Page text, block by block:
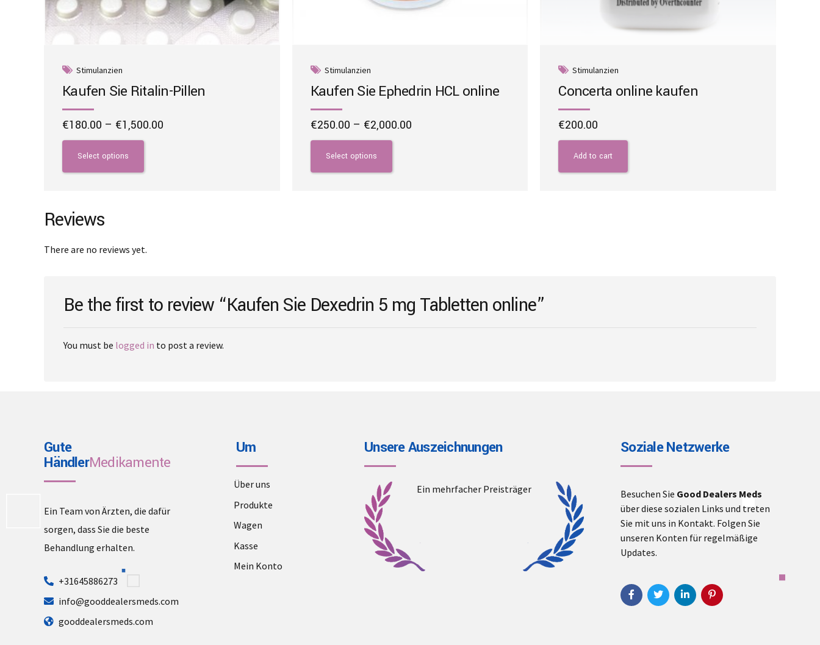
Stimulanzien
Kaufen Sie Ritalin-Pillen
€180.00 – €1,500.00
Select options
This
product
has
The
options
be
the
product
Stimulanzien
Kaufen Sie Ephedrin HCL online
€250.00 – €2,000.00Price
Select options
This
product
has
the
product
Stimulanzien
Concerta online kaufen
€200.00
Add to cart
Reviews
There are no reviews yet.
Be the first to review “Kaufen Sie Dexedrin 5 mg Tabletten online”
You must be logged in to post a review.
Gute
HändlerMedikamente
Ein Team von Ärzten, die dafür
sorgen, dass Sie die beste
Behandlung erhalten.
+31645886273
info@gooddealersmeds.com
gooddealersmeds.com
Um
Über uns
Produkte
Wagen
Kasse
Mein Konto
Unsere Auszeichnungen
Ein mehrfacher Preisträger
Soziale Netzwerke
Besuchen Sie Good Dealers Meds
über diese sozialen Links und treten
Sie mit uns in Kontakt. Folgen Sie
unseren Konten für regelmäßige
Updates.